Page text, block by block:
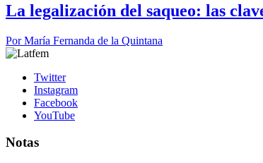
La legalización del saqueo: las
PorMaría Fernanda de la Quintana
Twitter
Instagram
Facebook
YouTube
Notas